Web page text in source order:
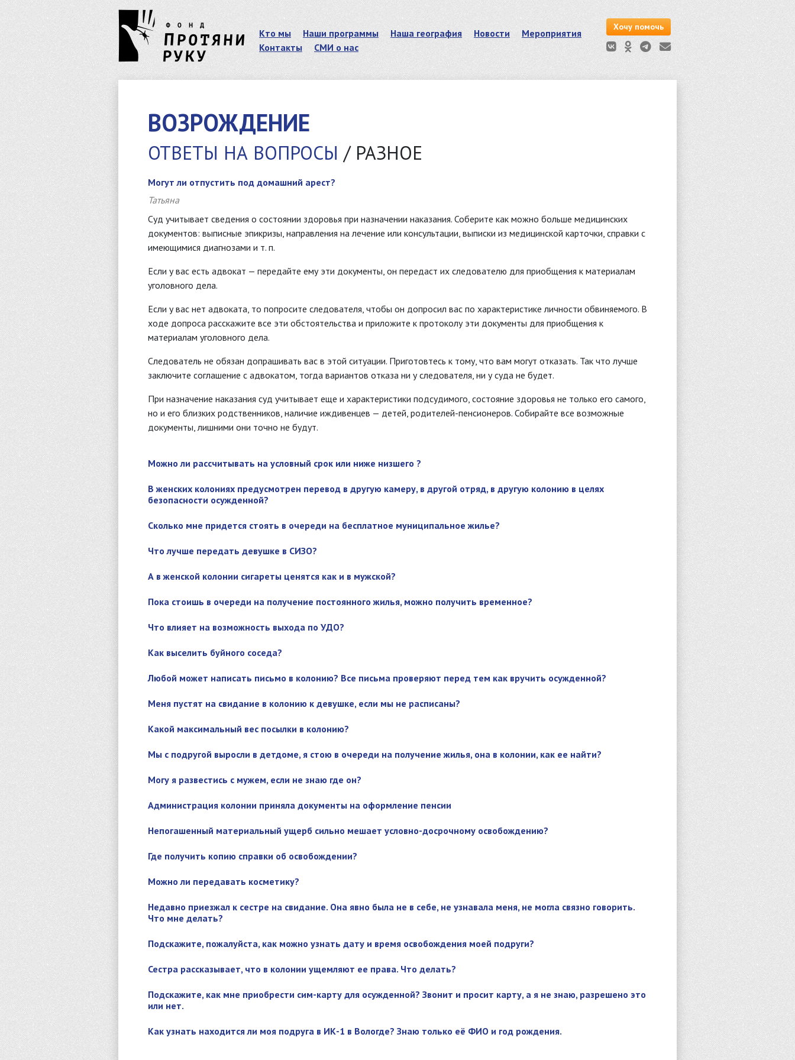
Кто мы Наши программы Наша география Новости
Мероприятия
Контакты
СМИ о нас
Хочу помочь
ВОЗРОЖДЕНИЕ
ОТВЕТЫ НА ВОПРОСЫ / РАЗНОЕ
Могут ли отпустить под домашний арест?
Татьяна
Суд учитывает сведения о состоянии здоровья при назначении наказания. Соберите как можно больше медицинских
документов: выписные эпикризы, направления на лечение или консультации, выписки из медицинской карточки, справки с
имеющимися диагнозами и т. п.
Если у вас есть адвокат — передайте ему эти документы, он передаст их следователю для приобщения к материалам
уголовного дела.
Если у вас нет адвоката, то попросите следователя, чтобы он допросил вас по характеристике личности обвиняемого. В
ходе допроса расскажите все эти обстоятельства и приложите к протоколу эти документы для приобщения к
материалам уголовного дела.
Следователь не обязан допрашивать вас в этой ситуации. Приготовтесь к тому, что вам могут отказать. Так что лучше
заключите соглашение с адвокатом, тогда вариантов отказа ни у следователя, ни у суда не будет.
При назначение наказания суд учитывает еще и характеристики подсудимого, состояние здоровья не только его самого,
но и его близких родственников, наличие иждивенцев — детей, родителей-пенсионеров. Собирайте все возможные
документы, лишними они точно не будут.
Можно ли рассчитывать на условный срок или ниже низшего ?
В женских колониях предусмотрен перевод в другую камеру, в другой отряд, в другую колонию в целях
безопасности осужденной?​
Сколько мне придется стоять в очереди на бесплатное муниципальное жилье?
Что лучше передать девушке в СИЗО?
А в женской колонии сигареты ценятся как и в мужской?
Пока стоишь в очереди на получение постоянного жилья, можно получить временное?
Что влияет на возможность выхода по УДО?
Как выселить буйного соседа?
Любой может написать письмо в колонию? Все письма проверяют перед тем как вручить осужденной?
Меня пустят на свидание в колонию к девушке, если мы не расписаны?
Какой максимальный вес посылки в колонию?
Мы с подругой выросли в детдоме, я стою в очереди на получение жилья, она в колонии, как ее найти?
Могу я развестись с мужем, если не знаю где он?
Администрация колонии приняла документы на оформление пенсии
Непогашенный материальный ущерб сильно мешает условно-досрочному освобождению?
Где получить копию справки об освобождении?
Можно ли передавать косметику?
Недавно приезжал к сестре на свидание. Она явно была не в себе, не узнавала меня, не могла связно говорить.
Что мне делать?
Подскажите, пожалуйста, как можно узнать дату и время освобождения моей подруги?
Сестра рассказывает, что в колонии ущемляют ее права. Что делать?
Подскажите, как мне приобрести сим-карту для осужденной? Звонит и просит карту, а я не знаю, разрешено это
или нет.
Как узнать находится ли моя подруга в ИК-1 в Вологде? Знаю только её ФИО и год рождения.